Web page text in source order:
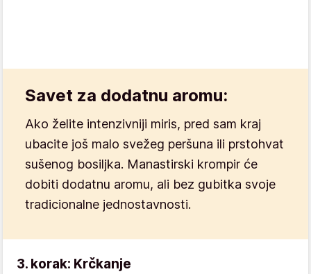
Savet za dodatnu aromu:
Ako želite intenzivniji miris, pred sam kraj
ubacite još malo svežeg peršuna ili prstohvat
sušenog bosiljka. Manastirski krompir će
dobiti dodatnu aromu, ali bez gubitka svoje
tradicionalne jednostavnosti.
3. korak: Krčkanje